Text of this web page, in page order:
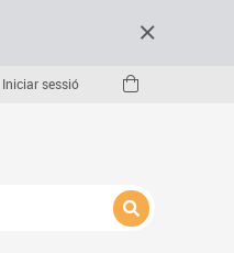
Iniciar sessió